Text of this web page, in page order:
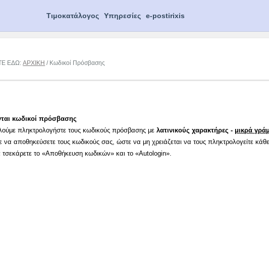
Τιμοκατάλογος Υπηρεσίες e-postirixis
ΕΔΩ:ΑΡΧΙΚΗ / Κωδικοί Πρόσβασης
κωδικοί πρόσβασης
πληκτρολογήστε τους κωδικούς πρόσβασης μελατινικούς χαρακτήρες - μικρά
να αποθηκεύσετε τους κωδικούς σας, ώστε να μη χρειάζεται να τους πληκτρολογείτε
τσεκάρετε το «Αποθήκευση κωδικών» και το «Autologin».